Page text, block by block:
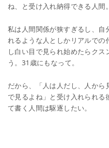
ね、と受け入れ納得できる人間。
私は人間関係が狭すぎるし、自
れるような人としかリアルでの
し白い目で見られ始めたらク
う。31歳にもなって。
だから、「人は人だし、人から
で見るよね」と受け入れられる
て書く人間は駆逐したい。